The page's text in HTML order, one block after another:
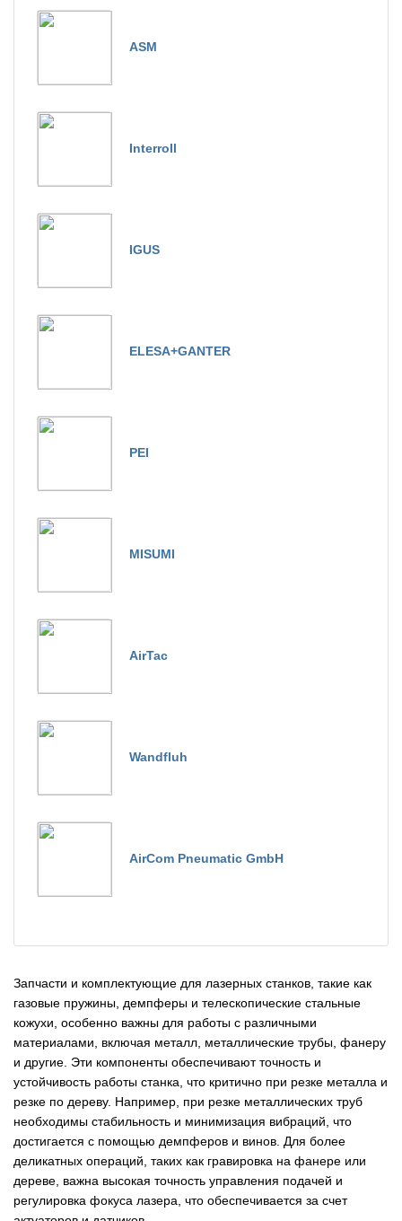
ASM
Interroll
IGUS
ELESA+GANTER
PEI
MISUMI
AirTac
Wandfluh
AirCom Pneumatic GmbH
Запчасти и комплектующие для лазерных станков, такие как
газовые пружины, демпферы и телескопические стальные
кожухи, особенно важны для работы с различными
материалами, включая металл, металлические трубы, фанеру
и другие. Эти компоненты обеспечивают точность и
устойчивость работы станка, что критично при резке металла и
резке по дереву. Например, при резке металлических труб
необходимы стабильность и минимизация вибраций, что
достигается с помощью демпферов и винов. Для более
деликатных операций, таких как гравировка на фанере или
дереве, важна высокая точность управления подачей и
регулировка фокуса лазера, что обеспечивается за счет